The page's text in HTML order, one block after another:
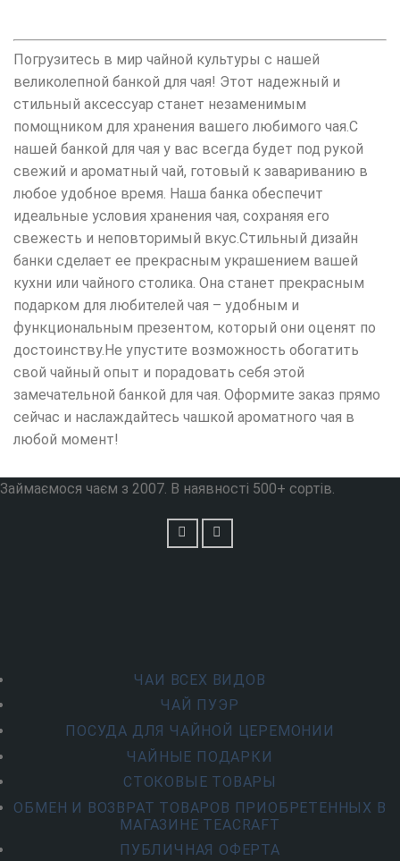
Погрузитесь в мир чайной культуры с нашей
великолепной банкой для чая! Этот надежный и
стильный аксессуар станет незаменимым
помощником для хранения вашего любимого чая.С
нашей банкой для чая у вас всегда будет под рукой
свежий и ароматный чай, готовый к завариванию в
любое удобное время. Наша банка обеспечит
идеальные условия хранения чая, сохраняя его
свежесть и неповторимый вкус.Стильный дизайн
банки сделает ее прекрасным украшением вашей
кухни или чайного столика. Она станет прекрасным
подарком для любителей чая – удобным и
функциональным презентом, который они оценят по
достоинству.Не упустите возможность обогатить
свой чайный опыт и порадовать себя этой
замечательной банкой для чая. Оформите заказ прямо
сейчас и наслаждайтесь чашкой ароматного чая в
любой момент!
Займаємося чаєм з 2007. В наявності 500+ сортів.
ЧАИ ВСЕХ ВИДОВ
ЧАЙ ПУЭР
ПОСУДА ДЛЯ ЧАЙНОЙ ЦЕРЕМОНИИ
ЧАЙНЫЕ ПОДАРКИ
СТОКОВЫЕ ТОВАРЫ
ОБМЕН И ВОЗВРАТ ТОВАРОВ ПРИОБРЕТЕННЫХ В
МАГАЗИНЕ TEACRAFT
ПУБЛИЧНАЯ ОФЕРТА